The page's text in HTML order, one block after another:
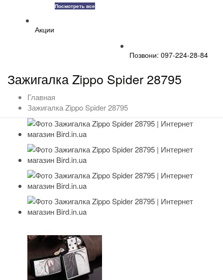
Посмотреть все
Акции
Позвони: 097-224-28-84
Зажигалка Zippo Spider 28795
Главная
Зажигалка Zippo Spider 28795